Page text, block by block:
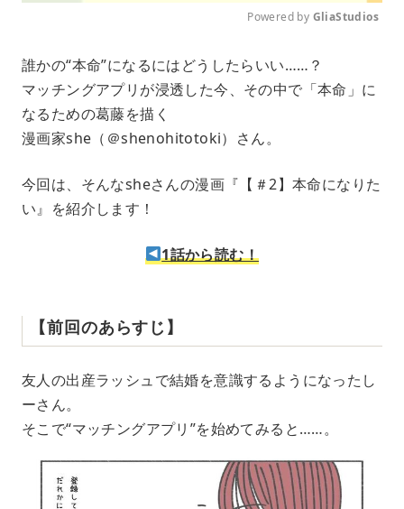
t
Powered by GliaStudios
誰かの“本命”になるにはどうしたらいい……？
マッチングアプリが浸透した今、その中で「本命」に
なるための葛藤を描く
漫画家she（＠shenohitotoki）さん。
今回は、そんなsheさんの漫画『【＃2】本命になりた
い』を紹介します！
1話から読む！
【前回のあらすじ】
友人の出産ラッシュで結婚を意識するようになったし
ーさん。
そこで“マッチングアプリ”を始めてみると……。